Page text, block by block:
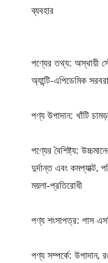
ব্যবহার
পণ্যের তথ্য: অস্থায়ী
অ্যান্টি-এপিডেমিক
পণ্য উপাদান: খাঁটি
পণ্যের বৈশিষ্ট্য:
দুর্দান্ত এবং কমপ্যাক্ট,
ময়লা-প্রতিরোধী
পণ্য শংসাপত্র: পাস
পণ্য সম্পর্কে: উপাদান,